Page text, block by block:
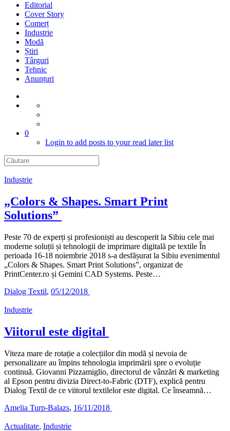
Editorial
Cover Story
Comerț
Industrie
Modă
Știri
Târguri
Tehnic
Anunțuri
0
Login to add posts to your read later list
Industrie
„Colors & Shapes. Smart Print
Solutions”
Peste 70 de experți și profesioniști au descoperit la Sibiu cele mai
moderne soluții și tehnologii de imprimare digitală pe textile În
perioada 16-18 noiembrie 2018 s-a desfășurat la Sibiu evenimentul
„Colors & Shapes. Smart Print Solutions”, organizat de
PrintCenter.ro și Gemini CAD Systems. Peste…
Dialog Textil, 05/12/2018
Industrie
Viitorul este digital
Viteza mare de rotație a colecțiilor din modă și nevoia de
personalizare au împins tehnologia imprimării spre o evoluție
continuă. Giovanni Pizzamiglio, directorul de vânzări & marketing
al Epson pentru divizia Direct-to-Fabric (DTF), explică pentru
Dialog Textil de ce viitorul textilelor este digital. Ce înseamnă…
Amelia Turp-Balazs, 16/11/2018
Actualitate, Industrie